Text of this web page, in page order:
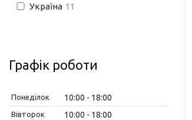
Україна 11
Графік роботи
Понеділок 10:00 18:00
Вівторок 10:00 18:00